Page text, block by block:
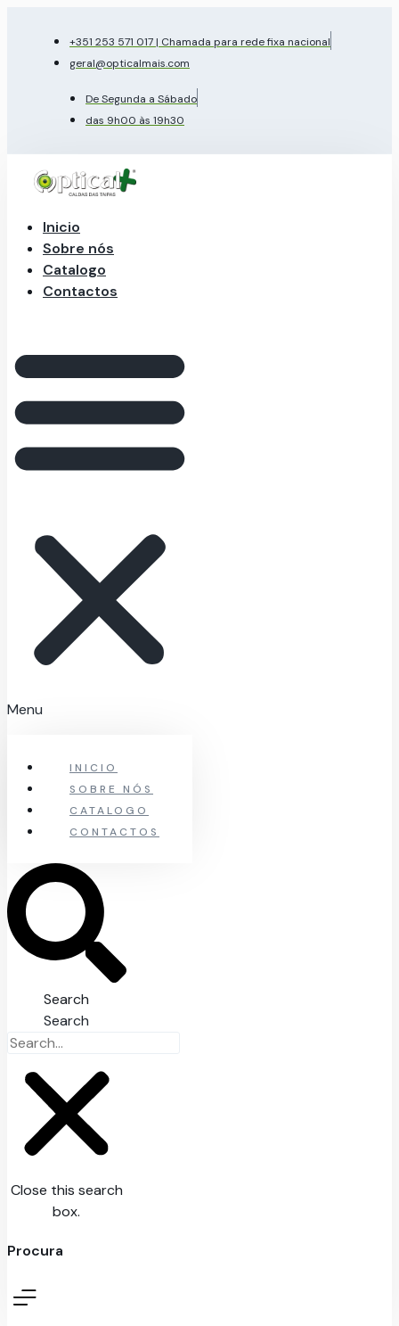
+351 253 571 017 | Chamada para rede fixa nacional
geral@opticalmais.com
De Segunda a Sábado
das 9h00 às 19h30
Inicio
Sobre nós
Catalogo
Contactos
Menu
INICIO
SOBRE NÓS
CATALOGO
CONTACTOS
Search
Search
Close this search
box.
Procura